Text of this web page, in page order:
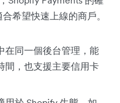
希望快速上線的商戶。
在同一個後台管理，能
間，也支援主要信用卡